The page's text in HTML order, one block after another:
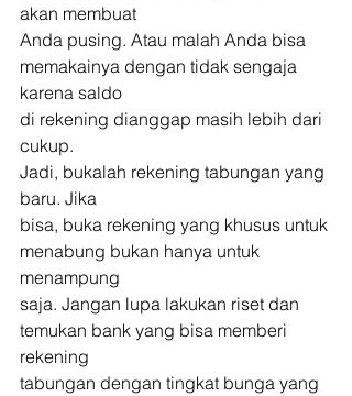
akan membuat
Anda pusing. Atau malah Anda bisa
memakainya dengan tidak sengaja
karena saldo
di rekening dianggap masih lebih dari
cukup.
Jadi, bukalah rekening tabungan yang
baru. Jika
bisa, buka rekening yang khusus untuk
menabung bukan hanya untuk
menampung
saja. Jangan lupa lakukan riset dan
temukan bank yang bisa memberi
rekening
tabungan dengan tingkat bunga yang